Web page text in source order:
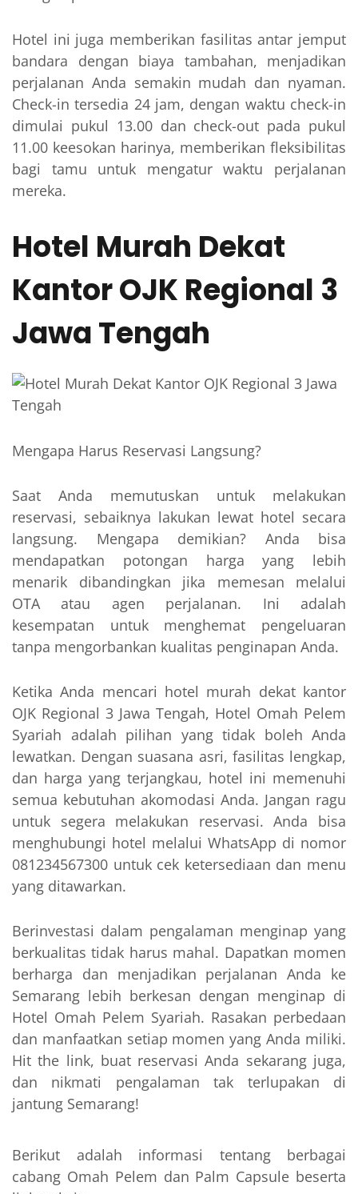
Hotel ini juga memberikan fasilitas antar jemput
bandara dengan biaya tambahan, menjadikan
perjalanan Anda semakin mudah dan nyaman.
Check-in tersedia 24 jam, dengan waktu check-in
dimulai pukul 13.00 dan check-out pada pukul
11.00 keesokan harinya, memberikan fleksibilitas
bagi tamu untuk mengatur waktu perjalanan
mereka.
Hotel Murah Dekat
Kantor OJK Regional 3
Jawa Tengah
Mengapa Harus Reservasi Langsung?
Saat Anda memutuskan untuk melakukan
reservasi, sebaiknya lakukan lewat hotel secara
langsung. Mengapa demikian? Anda bisa
mendapatkan potongan harga yang lebih
menarik dibandingkan jika memesan melalui
OTA atau agen perjalanan. Ini adalah
kesempatan untuk menghemat pengeluaran
tanpa mengorbankan kualitas penginapan Anda.
Ketika Anda mencari hotel murah dekat kantor
OJK Regional 3 Jawa Tengah, Hotel Omah Pelem
Syariah adalah pilihan yang tidak boleh Anda
lewatkan. Dengan suasana asri, fasilitas lengkap,
dan harga yang terjangkau, hotel ini memenuhi
semua kebutuhan akomodasi Anda. Jangan ragu
untuk segera melakukan reservasi. Anda bisa
menghubungi hotel melalui WhatsApp di nomor
081234567300 untuk cek ketersediaan dan menu
yang ditawarkan.
Berinvestasi dalam pengalaman menginap yang
berkualitas tidak harus mahal. Dapatkan momen
berharga dan menjadikan perjalanan Anda ke
Semarang lebih berkesan dengan menginap di
Hotel Omah Pelem Syariah. Rasakan perbedaan
dan manfaatkan setiap momen yang Anda miliki.
Hit the link, buat reservasi Anda sekarang juga,
dan nikmati pengalaman tak terlupakan di
jantung Semarang!
Berikut adalah informasi tentang berbagai
cabang Omah Pelem dan Palm Capsule beserta